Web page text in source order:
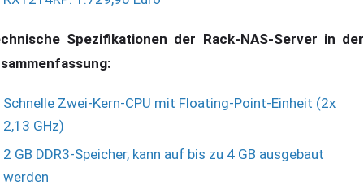
Spezifikationen der Rack-NAS-Server in der
Schnelle Zwei-Kern-CPU mit Floating-Point-Einheit (2x
2,13 GHz)
2 GB DDR3-Speicher, kann auf bis zu 4 GB ausgebaut
werden